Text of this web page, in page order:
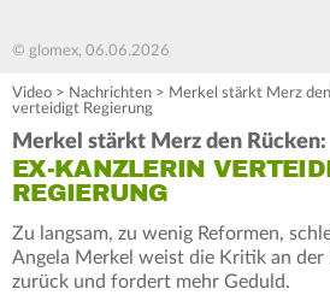
© glomex, 06.06.2026
Video > Nachrichten > Merkel stärkt Merz
verteidigt Regierung
Merkel stärkt Merz den Rücken:
EX-KANZLERIN
REGIERUNG
Zu langsam, zu wenig Reformen,
Angela Merkel weist die Kritik an der
zurück und fordert mehr Geduld.